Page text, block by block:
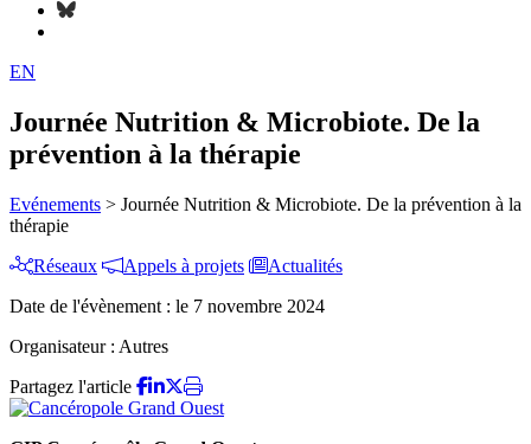
EN
Journée Nutrition & Microbiote. De la
prévention à la thérapie
Evénements > Journée Nutrition & Microbiote. De la prévention à la
thérapie
Réseaux
Appels à projets
Actualités
Date de l'évènement : le 7 novembre 2024
Organisateur : Autres
Partagez l'article